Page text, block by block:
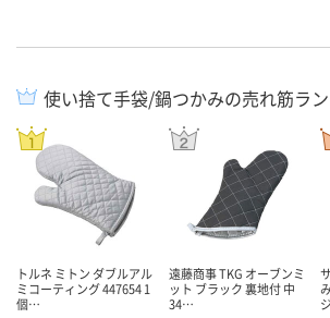
使い捨て手袋/鍋つかみの売れ筋ラ
トルネ ミトン ダブルアル
ミコーティング 447654 1
個…
遠藤商事 TKG オーブンミ
ット ブラック 裏地付 中
34…